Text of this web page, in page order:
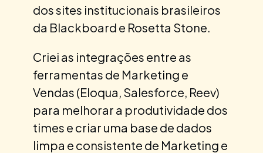
dos sites institucionais brasileiros
da Blackboard e Rosetta Stone.
Criei as integrações entre as
ferramentas de Marketing e
Vendas (Eloqua, Salesforce, Reev)
para melhorar a produtividade dos
times e criar uma base de dados
limpa e consistente de Marketing e